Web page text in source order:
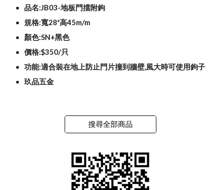
品名:JB03-地板門擋附鉤
規格:寬28*高45m/m
顏色:SN+黑色
價格:$350/只
功能:適合裝在地上防止門片撞到牆壁,風大時可使用鉤子
玖品五金
搜尋全部商品